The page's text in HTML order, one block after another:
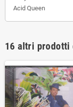
Acid Queen
16 altri prodotti